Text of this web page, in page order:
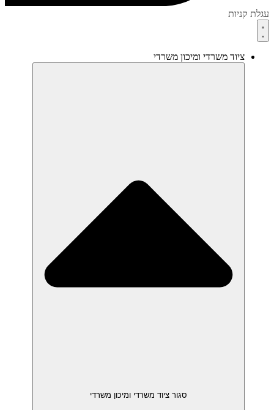
עגלת קניות
ציוד משרדי ומיכון משרדי
סגור ציוד משרדי ומיכון משרדי